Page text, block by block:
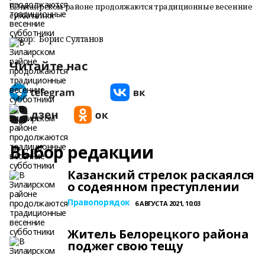
В Зилаирском районе продолжаются традиционные весенние
субботники
Автор: Борис Султанов
Читайте нас
Выбор редакции
Казанский стрелок раскаялся
о содеянном преступлении
Правопорядок 6 АВГУСТА 2021, 10:03
Житель Белорецкого района
поджег свою тещу